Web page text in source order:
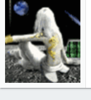
а
р
с
т
и
: